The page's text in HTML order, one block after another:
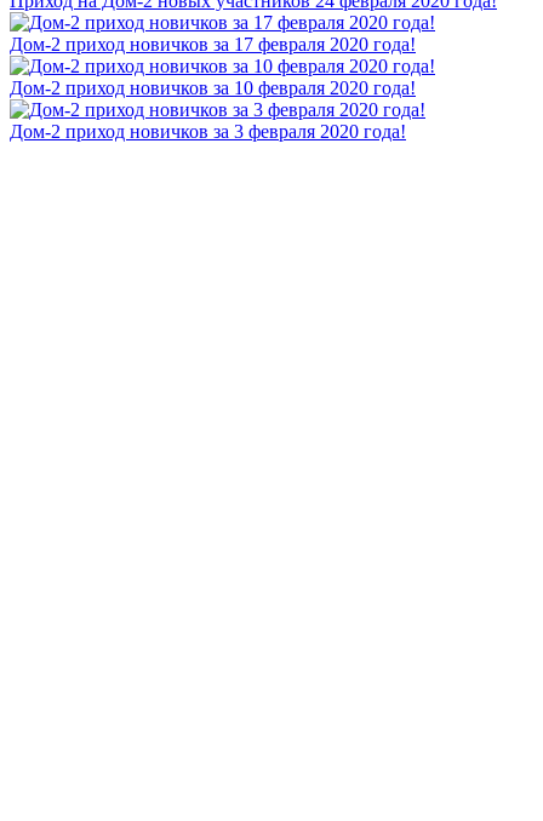
Дом-2 приход новичков за 17 февраля 2020 года!
Дом-2 приход новичков за 10 февраля 2020 года!
Дом-2 приход новичков за 3 февраля 2020 года!